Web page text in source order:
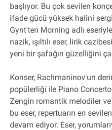
başlıyor. Bu çok sevilen
ifade gücü yüksek halini
Gynt'ten Morning adlı
nazik, ışıltılı eser, lirik
yeni bir şafağın güzelliğini
Konser, Rachmaninov'un
popülerliği ile Piano
Zengin romantik melodiler
bu eser, repertuarın en
devam ediyor. Eser,